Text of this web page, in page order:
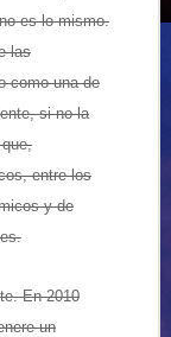
es lo mismo.
las
como una de
si no la
entre los
y de
En 2010
un